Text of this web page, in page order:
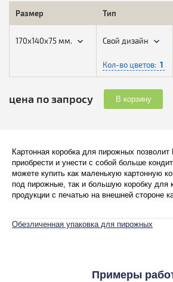
Размер Тип
170х140х75 мм. Свой дизайн
Кол-во цветов: 1
цена по запросу В корзину
Картонная коробка для пирожных
приобрести и унести с собой больше
можете купить как маленькую картонную
под пирожные, так и большую коробку для
продукции с печатью на внешней стороне
Обезличенная упаковка для пирожных
Примеры